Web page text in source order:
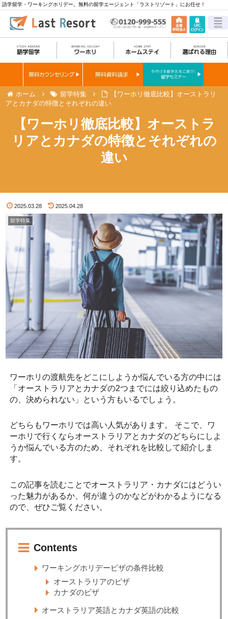
語学留学・ワーキングホリデー。無料の留学エージェント「ラストリゾート」にお任せ！
ホーム 留学特集
【ワーホリ徹底比較】オーストラリ
アとカナダの特徴とそれぞれの違い
【ワーホリ徹底比較】オーストラ
リアとカナダの特徴とそれぞれの
違い
2025.03.28 2025.04.28
留学特集
ワーホリの渡航先をどこにしようか悩んでいる方の中には
「オーストラリアとカナダの2つまでには絞り込めたもの
の、決められない」という方もいるでしょう。
どちらもワーホリでは高い人気があります。 そこで、ワ
ーホリで行くならオーストラリアとカナダのどちらにしよ
うか悩んでいる方のため、それぞれを比較して紹介しま
す。
この記事を読むことでオーストラリア・カナダにはどうい
った魅力があるか、何が違うのかなどがわかるようになる
ので、ぜひご覧ください。
Contents
ワーキングホリデービザの条件比較
オーストラリアのビザ
カナダのビザ
オーストラリア英語とカナダ英語の比較